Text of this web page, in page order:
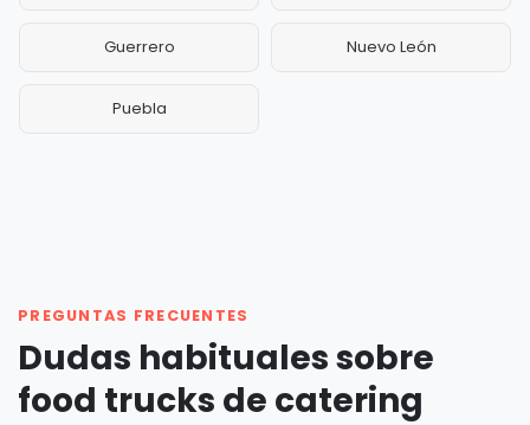
Guerrero Nuevo León
Puebla
PREGUNTAS FRECUENTES
Dudas habituales sobre
food trucks de catering